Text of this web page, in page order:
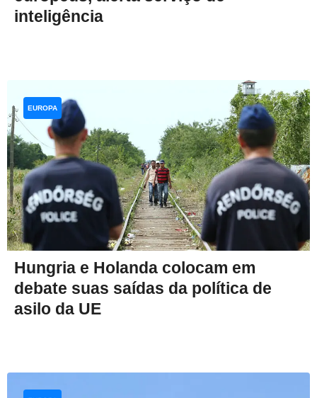
inteligência
Hungria e Holanda colocam em
debate suas saídas da política de
asilo da UE
EUROPA